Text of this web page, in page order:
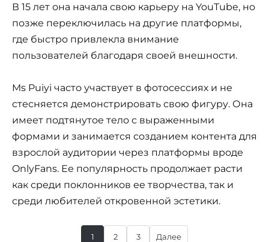
В 15 лет она начала свою карьеру на YouTube, но
позже переключилась на другие платформы,
где быстро привлекла внимание
пользователей благодаря своей внешности.
Ms Puiyi часто участвует в фотосессиях и не
стесняется демонстрировать свою фигуру. Она
имеет подтянутое тело с выраженными
формами и занимается созданием контента для
взрослой аудитории через платформы вроде
OnlyFans. Ее популярность продолжает расти
как среди поклонников ее творчества, так и
среди любителей откровенной эстетики.
1 2 3 Далее